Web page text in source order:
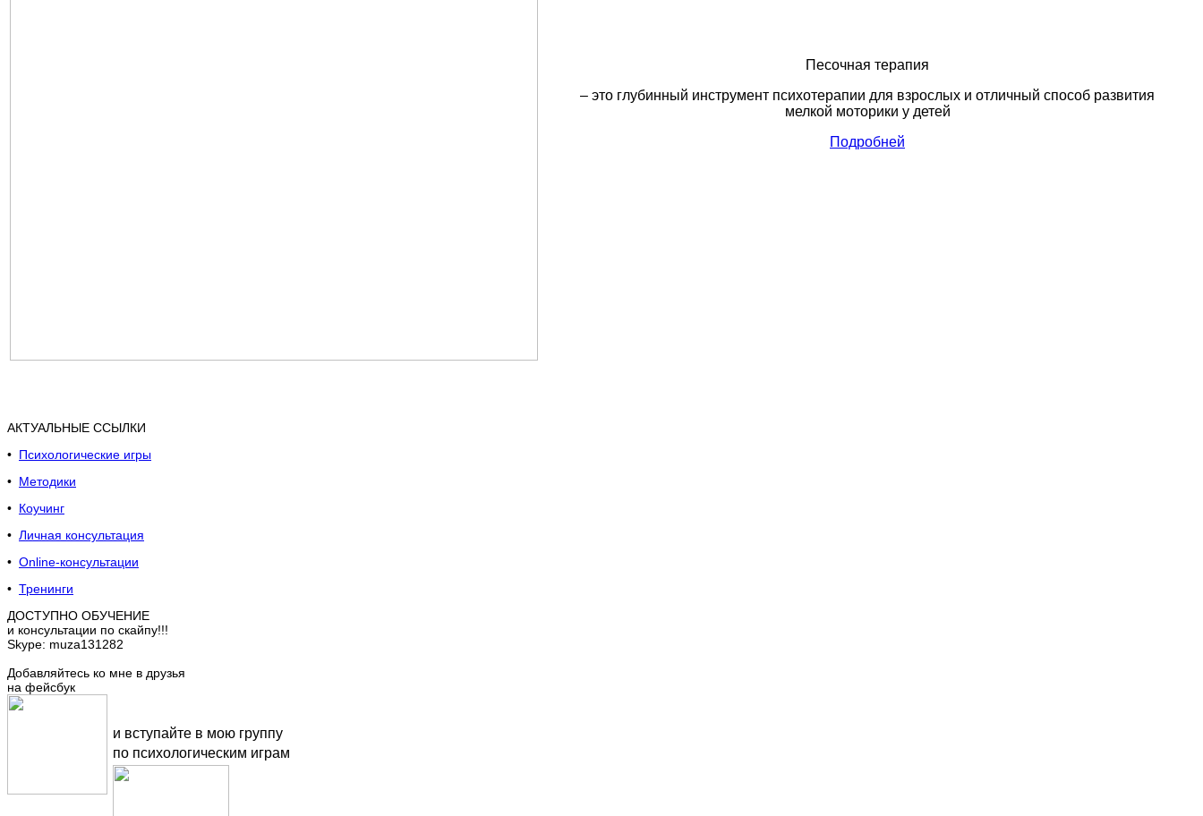
Песочная терапия
– это глубинный инструмент психотерапии для взрослых и отличный способ развития
мелкой моторики у детей
Подробней
АКТУАЛЬНЫЕ ССЫЛКИ
• Психологические игры
• Методики
• Коучинг
• Личная консультация
• Online-консультации
• Тренинги
ДОСТУПНО ОБУЧЕНИЕ
и консультации по скайпу!!!
Skype: muza131282
Добавляйтесь ко мне в друзья
на фейсбук
и вступайте в мою группу
по психологическим играм